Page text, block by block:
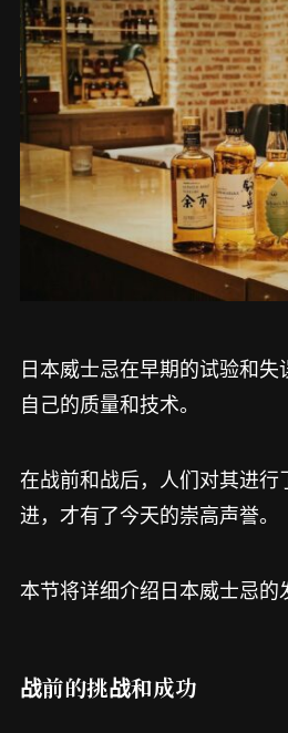
日本威士忌在早期的试验和
自己的质量和技术。
在战前和战后，人们对其进行
进，才有了今天的崇高声誉。
本节将详细介绍日本威士忌的
战前的挑战和成功